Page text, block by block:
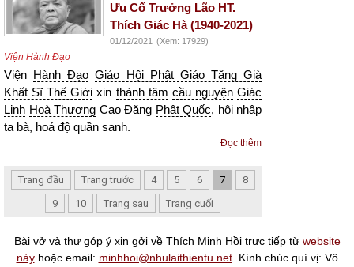
Ưu Cố Trưởng Lão HT.
Thích Giác Hà (1940-2021)
01/12/2021 (Xem: 17929)
Viện Hành Đạo
Viện Hành Đạo Giáo Hội Phật Giáo Tăng Già
Khất Sĩ Thế Giới xin thành tâm cầu nguyện Giác
Linh Hoà Thượng Cao Đăng Phật Quốc, hội nhập
ta bà, hoá độ quần sanh.
Đọc thêm
Trang đầu Trang trước 4 5 6 7
8
9
10 Trang sau Trang cuối
Bài vở và thư góp ý xin gởi về Thích Minh Hồi trực tiếp từ website
nàyhoặc email: minhhoi@nhulaithientu.net. Kính chúc quí vị: Vô